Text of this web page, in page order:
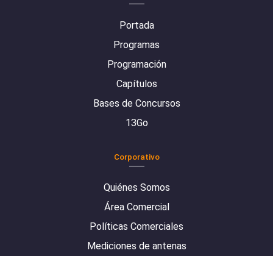
Portada
Programas
Programación
Capítulos
Bases de Concursos
13Go
Corporativo
Quiénes Somos
Área Comercial
Políticas Comerciales
Mediciones de antenas